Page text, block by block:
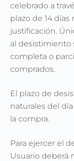
celebrado a
plazo de 14
justificación.
al desistimiento
completa o
comprados.
El plazo de
naturales del
la compra.
Para ejercer el
Usuario deberá